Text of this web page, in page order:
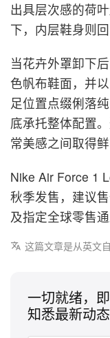
出具层次感的荷
下，内层鞋身则
当花卉外罩卸下
色帆布鞋面，并
足位置点缀俐落
底承托整体配置
常美感之间取得鲜
Nike Air Force 1
秋季发售，建议
及指定全球零售通
这篇文章是从英文
一切就绪，
知悉最新动态